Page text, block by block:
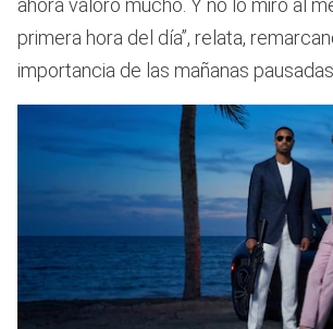
ahora valoro mucho. Y no lo miro al
primera hora del día”, relata,
importancia de las mañanas pausadas.